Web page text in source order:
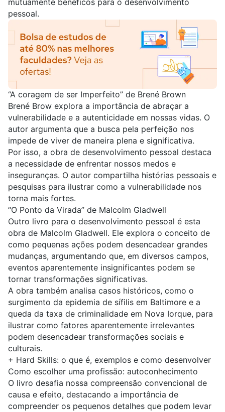
pessoal.
“A coragem de ser Imperfeito” de Brené Brown
Brené Brow explora a importância de abraçar a
vulnerabilidade e a autenticidade em nossas vidas. O
autor argumenta que a busca pela perfeição nos
impede de viver de maneira plena e significativa.
Por isso, a obra de desenvolvimento pessoal destaca
a necessidade de enfrentar nossos medos e
inseguranças. O autor compartilha histórias pessoais e
pesquisas para ilustrar como a vulnerabilidade nos
torna mais fortes.
“O Ponto da Virada” de Malcolm Gladwell
Outro livro para o desenvolvimento pessoal é esta
obra de Malcolm Gladwell. Ele explora o conceito de
como pequenas ações podem desencadear grandes
mudanças, argumentando que, em diversos campos,
eventos aparentemente insignificantes podem se
tornar transformações significativas.
A obra também analisa casos históricos, como o
surgimento da epidemia de sífilis em Baltimore e a
queda da taxa de criminalidade em Nova Iorque, para
ilustrar como fatores aparentemente irrelevantes
podem desencadear transformações sociais e
culturais.
+ Hard Skills: o que é, exemplos e como desenvolver
Como escolher uma profissão: autoconhecimento
O livro desafia nossa compreensão convencional de
causa e efeito, destacando a importância de
compreender os pequenos detalhes que podem levar